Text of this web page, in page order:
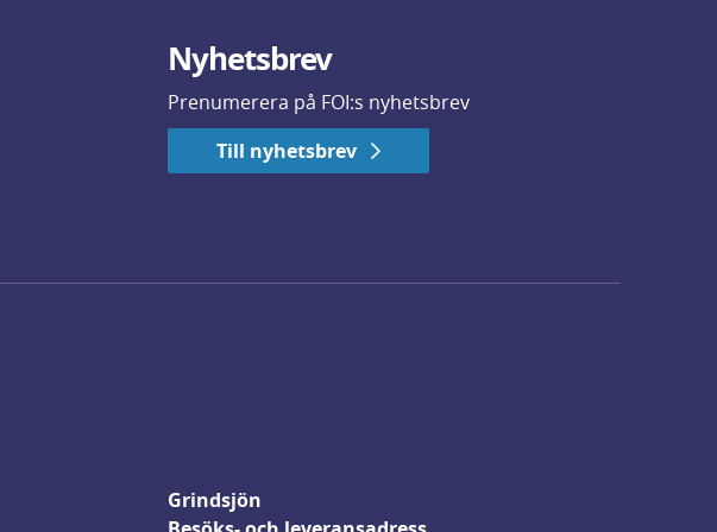
Nyhetsbrev
Prenumerera på FOI:s nyhetsbrev
Till nyhetsbrev
Grindsjön